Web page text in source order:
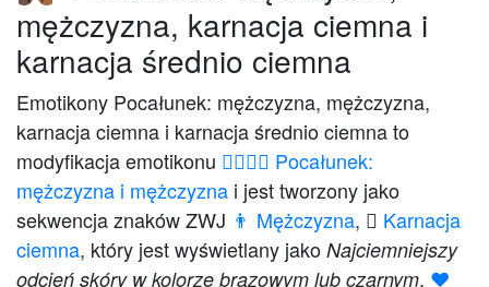
mężczyzna, karnacja ciemna i
karnacja średnio ciemna
Emotikony Pocałunek: mężczyzna, mężczyzna,
karnacja ciemna i karnacja średnio ciemna to
modyfikacja emotikonu 👨‍❤️‍💋‍👨 Pocałunek:
mężczyzna i mężczyzna i jest tworzony jako
sekwencja znaków ZWJ 👨 Mężczyzna, 🏿 Karnacja
ciemna, który jest wyświetlany jako Najciemniejszy
odcień skóry w kolorze brązowym lub czarnym, ❤️